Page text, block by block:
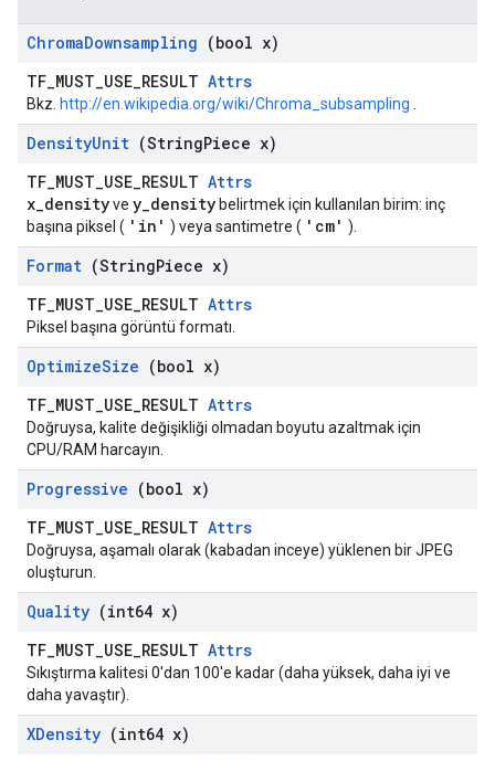
ChromaDownsampling (bool x)
TF_MUST_USE_RESULT Attrs
Bkz. http://en.wikipedia.org/wiki/Chroma_subsampling
DensityUnit (StringPiece x)
TF_MUST_USE_RESULT Attrs
x_densityve y_density belirtmek için kullanılan birim: inç
başına piksel ( 'in' ) veya santimetre ( 'cm' ).
Format (StringPiece x)
TF_MUST_USE_RESULT Attrs
Piksel başına görüntü formatı.
OptimizeSize (bool x)
TF_MUST_USE_RESULT Attrs
Doğruysa, kalite değişikliği olmadan boyutu azaltmak için
CPU/RAM harcayın.
Progressive (bool x)
TF_MUST_USE_RESULT Attrs
Doğruysa, aşamalı olarak (kabadan inceye) yüklenen bir JPEG
oluşturun.
Quality (int64 x)
TF_MUST_USE_RESULT Attrs
Sıkıştırma kalitesi 0'dan 100'e kadar (daha yüksek, daha iyi ve
daha yavaştır).
XDensity (int64 x)